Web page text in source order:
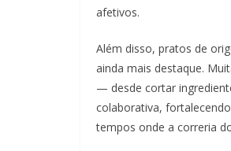
afetivos.
Além disso, pratos de
ainda mais destaque.
— desde cortar
colaborativa,
tempos onde a correria